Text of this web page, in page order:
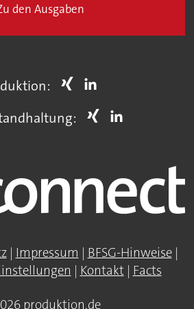
den Ausgaben
| Impressum | BFSG-Hinweise|
| Kontakt| Facts
produktion.de